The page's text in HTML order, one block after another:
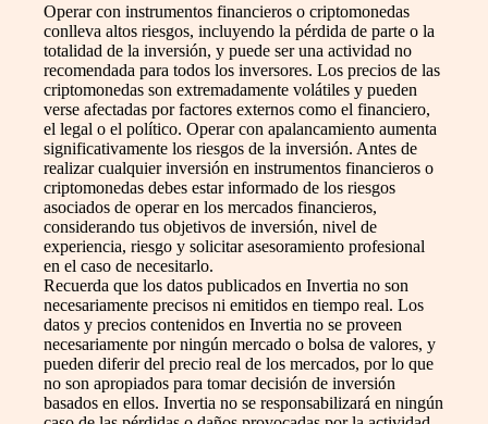
Operar con instrumentos financieros o criptomonedas
conlleva altos riesgos, incluyendo la pérdida de parte o la
totalidad de la inversión, y puede ser una actividad no
recomendada para todos los inversores. Los precios de las
criptomonedas son extremadamente volátiles y pueden
verse afectadas por factores externos como el financiero,
el legal o el político. Operar con apalancamiento aumenta
significativamente los riesgos de la inversión. Antes de
realizar cualquier inversión en instrumentos financieros o
criptomonedas debes estar informado de los riesgos
asociados de operar en los mercados financieros,
considerando tus objetivos de inversión, nivel de
experiencia, riesgo y solicitar asesoramiento profesional
en el caso de necesitarlo.
Recuerda que los datos publicados en Invertia no son
necesariamente precisos ni emitidos en tiempo real. Los
datos y precios contenidos en Invertia no se proveen
necesariamente por ningún mercado o bolsa de valores, y
pueden diferir del precio real de los mercados, por lo que
no son apropiados para tomar decisión de inversión
basados en ellos. Invertia no se responsabilizará en ningún